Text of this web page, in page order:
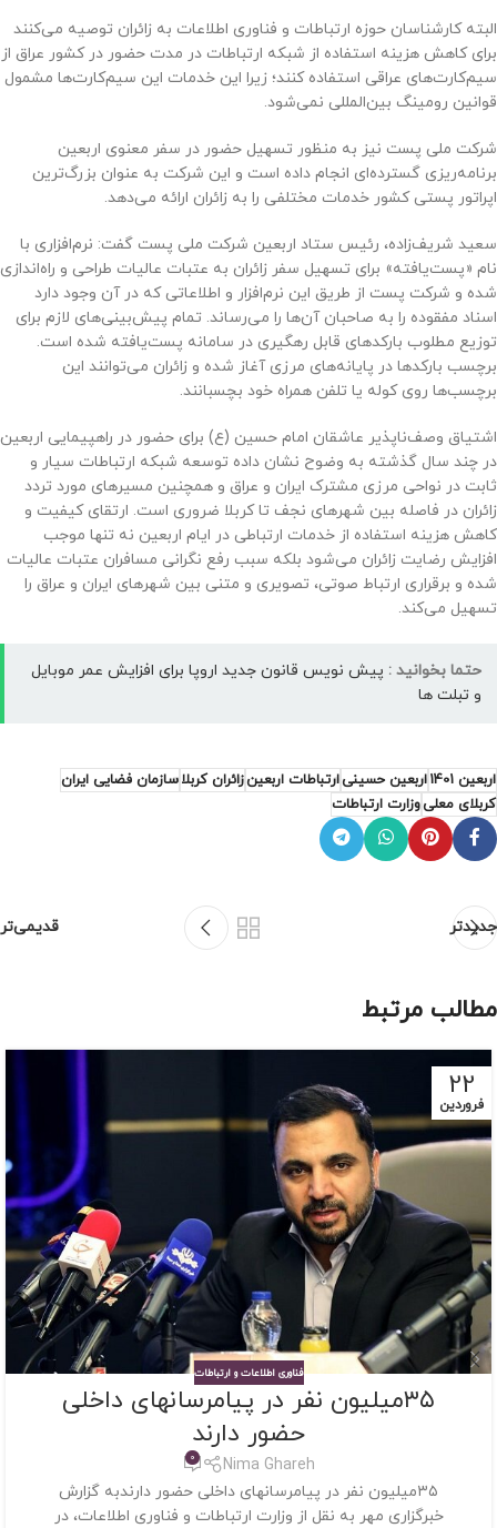
البته کارشناسان حوزه ارتباطات و فناوری اطلاعات به زائران توصیه می‌کنند
برای کاهش هزینه استفاده از شبکه ارتباطات در مدت حضور در کشور عراق از
سیم‌کارت‌های عراقی استفاده کنند؛ زیرا این خدمات این سیم‌کارت‌ها مشمول
قوانین رومینگ بین‌المللی نمی‌شود.
شرکت ملی پست نیز به منظور تسهیل حضور در سفر معنوی اربعین
برنامه‌ریزی گسترده‌ای انجام داده است و این شرکت به عنوان بزرگ‌ترین
اپراتور پستی کشور خدمات مختلفی را به زائران ارائه می‌دهد.
سعید شریف‌زاده، رئیس ستاد اربعین شرکت ملی پست گفت: نرم‌افزاری با
نام «پست‌یافته» برای تسهیل سفر زائران به عتبات عالیات طراحی و راه‌اندازی
شده و شرکت پست از طریق این نرم‌افزار و اطلاعاتی که در آن وجود دارد
اسناد مفقوده را به صاحبان آن‌ها را می‌رساند. تمام پیش‌بینی‌های لازم برای
توزیع مطلوب بارکدهای قابل رهگیری در سامانه پست‌یافته شده است.
برچسب بارکدها در پایانه‌های مرزی آغاز شده و زائران می‌توانند این
برچسب‌ها روی کوله یا تلفن همراه خود بچسبانند.
اشتیاق وصف‌ناپذیر عاشقان امام حسین (ع) برای حضور در راهپیمایی اربعین
در چند سال گذشته به وضوح نشان داده توسعه شبکه ارتباطات سیار و
ثابت در نواحی مرزی مشترک ایران و عراق و همچنین مسیرهای مورد تردد
زائران در فاصله بین شهرهای نجف تا کربلا ضروری است. ارتقای کیفیت و
کاهش هزینه استفاده از خدمات ارتباطی در ایام اربعین نه تنها موجب
افزایش رضایت زائران می‌شود بلکه سبب رفع نگرانی مسافران عتبات عالیات
شده و برقراری ارتباط صوتی، تصویری و متنی بین شهرهای ایران و عراق را
تسهیل می‌کند.
حتما بخوانید : پیش نویس قانون جدید اروپا برای افزایش عمر موبایل
و تبلت ها
اربعین 1401 اربعین حسینیارتباطات اربعینزائران کربلاسازمان فضایی ایران
کربلای معلیوزارت ارتباطات
جدیدتر قدیمی‌تر
مطالب مرتبط
22
فروردین
فناوری اطلاعات و ارتباطات
۳۵میلیون نفر در پیامرسانهای داخلی
حضور دارند
Nima Ghareh
0
۳۵میلیون نفر در پیامرسانهای داخلی حضور دارندبه گزارش
خبرگزاری مهر به نقل از وزارت ارتباطات و فناوری اطلاعات، در